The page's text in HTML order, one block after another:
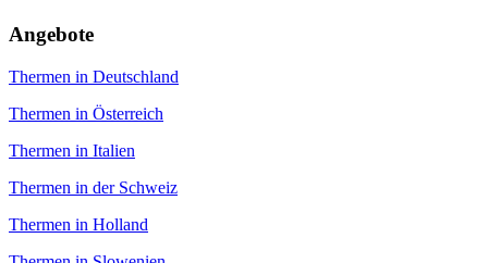
An­gebote
Thermen in Deutschland
Thermen in Österreich
Thermen in Italien
Thermen in der Schweiz
Thermen in Holland